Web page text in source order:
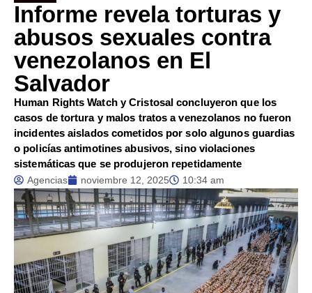
Informe revela torturas y
abusos sexuales contra
venezolanos en El
Salvador
Human Rights Watch y Cristosal concluyeron que los
casos de tortura y malos tratos a venezolanos no fueron
incidentes aislados cometidos por solo algunos guardias
o policías antimotines abusivos, sino violaciones
sistemáticas que se produjeron repetidamente
Agencias noviembre 12, 2025 10:34 am